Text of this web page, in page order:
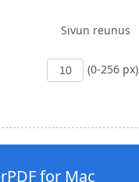
Sivun reunus
(0-256 px)
for Mac